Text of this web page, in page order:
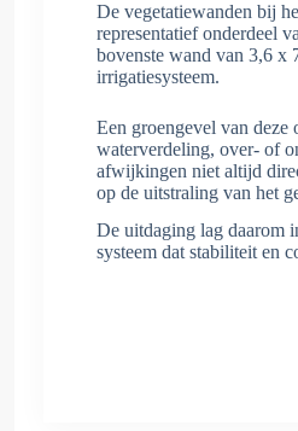
De vegetatiewanden bij
representatief onderdeel
bovenste wand van 3,6 x
irrigatiesysteem.
Een groengevel van deze
waterverdeling, over- of
afwijkingen niet altijd
op de uitstraling van het
De uitdaging lag daarom
systeem dat stabiliteit en